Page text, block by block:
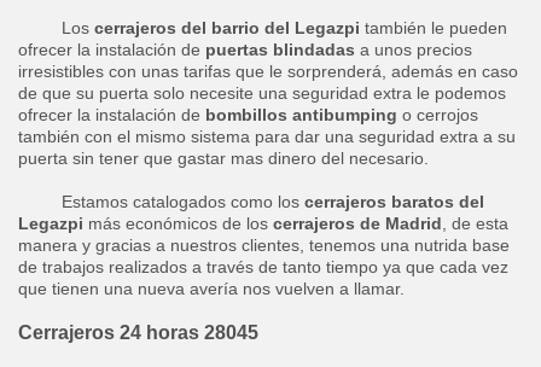
Los cerrajeros del barrio del Legazpi también le pueden
ofrecer la instalación de puertas blindadas a unos precios
irresistibles con unas tarifas que le sorprenderá, además en caso
de que su puerta solo necesite una seguridad extra le podemos
ofrecer la instalación de bombillos antibumping o cerrojos
también con el mismo sistema para dar una seguridad extra a su
puerta sin tener que gastar mas dinero del necesario.
Estamos catalogados como los cerrajeros baratos del
Legazpi más económicos de los cerrajeros de Madrid, de esta
manera y gracias a nuestros clientes, tenemos una nutrida base
de trabajos realizados a través de tanto tiempo ya que cada vez
que tienen una nueva avería nos vuelven a llamar.
Cerrajeros 24 horas 28045